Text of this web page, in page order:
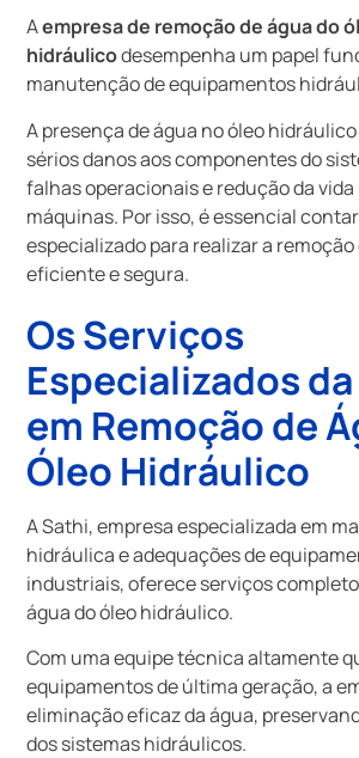
Aempresa de remoção de água do
hidráulicodesempenha um papel
manutenção de equipamentos
A presença de água no óleo
sérios danos aos componentes do
falhas operacionais e redução da
máquinas. Por isso, é essencial
especializado para realizar a
eficiente e segura.
Os Serviços
Especializados
em Remoção de
Óleo Hidráulico
A Sathi, empresa especializada em
hidráulica e adequações de
industriais, oferece serviços
água do óleo hidráulico.
Com uma equipe técnica altamente
equipamentos de última geração, a
eliminação eficaz da água,
dos sistemas hidráulicos.